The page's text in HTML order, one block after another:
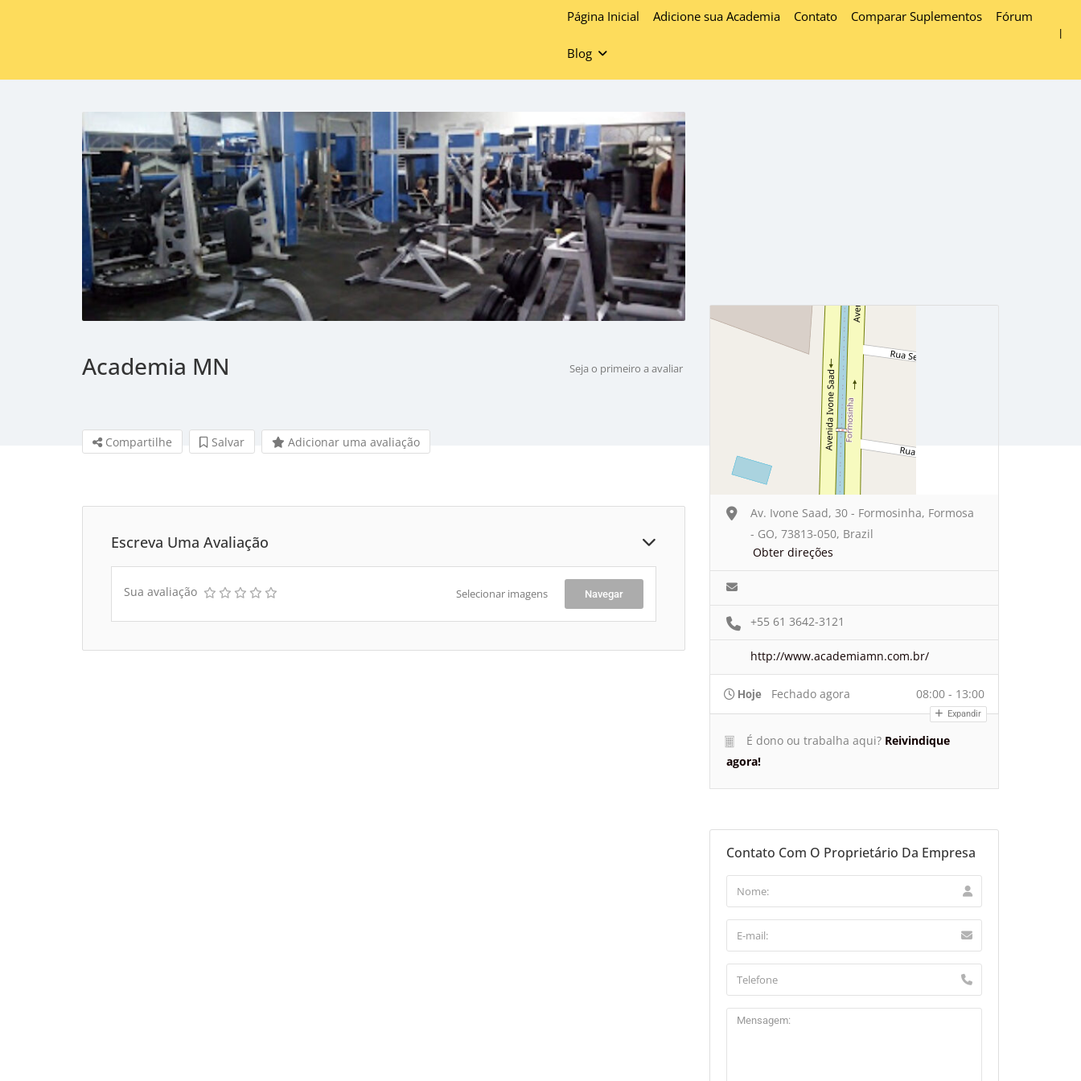
Página Inicial Adicione sua Academia Contato Comparar Suplementos Fórum
Blog
Academia MN Seja o primeiro a avaliar
Compartilhe Salvar Adicionar uma avaliação
Escreva Uma Avaliação
Sua avaliação Selecionar imagens Navegar
Av. Ivone Saad, 30 - Formosinha, Formosa
- GO, 73813-050, Brazil
Obter direções
+55 61 3642-3121
http://www.academiamn.com.br/
Hoje Fechado agora 08:00 - 13:00
Expandir
É dono ou trabalha aqui? Reivindique
agora!
Contato Com O Proprietário Da Empresa